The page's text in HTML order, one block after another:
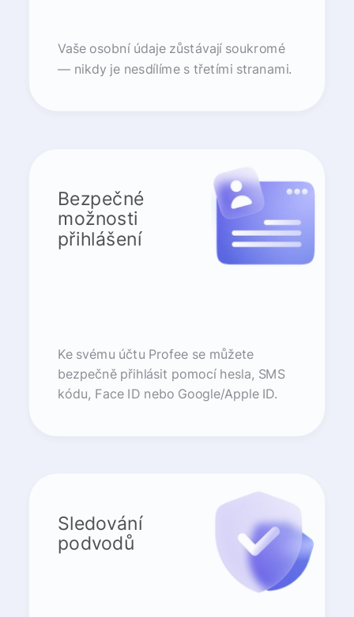
Vaše osobní údaje zůstávají soukromé
— nikdy je nesdílíme s třetími stranami.
Bezpečné
možnosti
přihlášení
Ke svému účtu Profee se můžete
bezpečně přihlásit pomocí hesla, SMS
kódu, Face ID nebo Google/Apple ID.
Sledování
podvodů